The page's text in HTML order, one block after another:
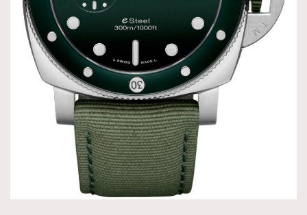
TRENDING
AFrenchMind
DressLikeAParisienne